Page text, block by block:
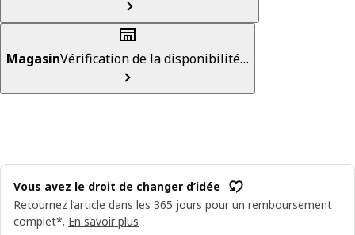
MagasinVérification de la disponibilité…
Vous avez le droit de changer d’idée
Retournez l’article dans les 365 jours pour un remboursement
complet*. En savoir plus